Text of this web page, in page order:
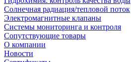
Солнечная радиация/тепловой поток
Электромагнитные клапаны
Системы мониторинга и контроля
Сопутствующие товары
О компании
Новости